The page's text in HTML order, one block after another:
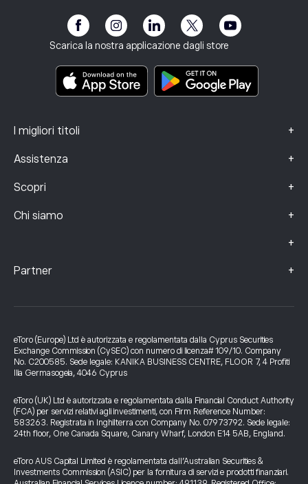
Scarica la nostra applicazione dagli store
I migliori titoli +
Assistenza +
Scopri +
Chi siamo +
Note Legali
+
Informativa sui rischi
Termini e condizioni
Documenti informativi chiave
Dati sui reclami (clienti FCA)
Partner +
Assicurazione sugli investimenti
eToro (Europe) Ltd è autorizzata e regolamentata dalla Cyprus Securities
Exchange Commission (CySEC) con numero di licenza# 109/10. Company
No. C200585. Sede legale: KANIKA BUSINESS CENTRE, FLOOR 7, 4 Profiti
Ilia Germasogeia, 4046 Cyprus
eToro (UK) Ltd è autorizzata e regolamentata dalla Financial Conduct Authority
(FCA) per servizi relativi agli investimenti, con Firm Reference Number:
583263. Registrata in Inghilterra con Company No. 07973792. Sede legale:
24th floor, One Canada Square, Canary Wharf, London E14 5AB, England.
eToro AUS Capital Limited è regolamentata dall’Australian Securities &
Investments Commission (ASIC) per la fornitura di servizi e prodotti finanziari.